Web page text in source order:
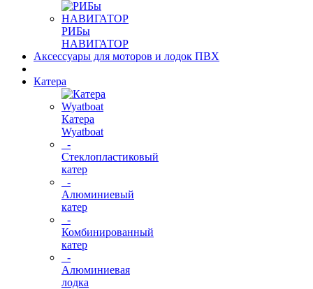
РИБы
НАВИГАТОР
Аксессуары для моторов и лодок ПВХ
Катера
Катера
Wyatboat
-
Cтеклопластиковый
катер
-
Алюминиевый
катер
-
Комбинированный
катер
-
Алюминиевая
лодка